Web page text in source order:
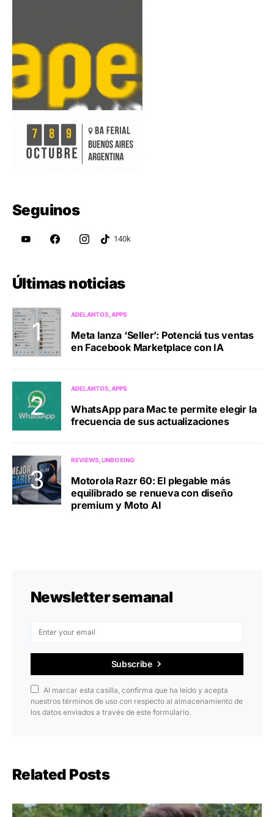
Seguinos
Últimas noticias
ADELANTOS APPS
Meta lanza ‘Seller’: Potenciá tus ventas
en Facebook Marketplace con IA
ADELANTOS APPS
WhatsApp para Mac te permite elegir la
frecuencia de sus actualizaciones
REVIEWS UNBOXING
Motorola Razr 60: El plegable más
equilibrado se renueva con diseño
premium y Moto AI
Newsletter semanal
Subscribe
Al marcar esta casilla, confirma que ha leído y acepta
nuestros términos de uso con respecto al almacenamiento de
los datos enviados a través de este formulario.
Related Posts